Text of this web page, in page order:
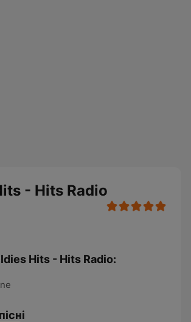
- Hits Radio
Hits - Hits Radio: